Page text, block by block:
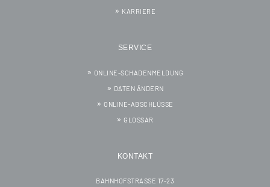
KARRIERE
SERVICE
ONLINE-SCHADENMELDUNG
DATEN ÄNDERN
ONLINE-ABSCHLÜSSE
GLOSSAR
KONTAKT
BAHNHOFSTRASSE 17-23